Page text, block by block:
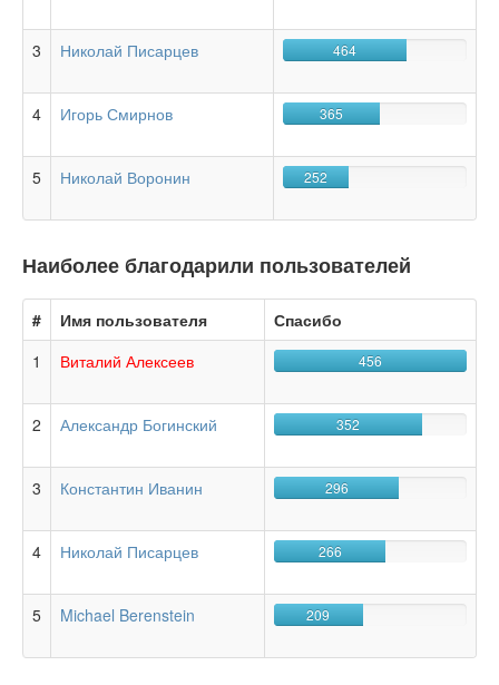
3 Николай Писарцев 464
4 Игорь Смирнов 365
5 Николай Воронин 252
Наиболее благодарили пользователей
# Имя пользователя
Спасибо
1
Виталий Алексеев 456
2 Александр Богинский 352
3 Константин Иванин 296
4 Николай Писарцев 266
5 Michael Berenstein 209